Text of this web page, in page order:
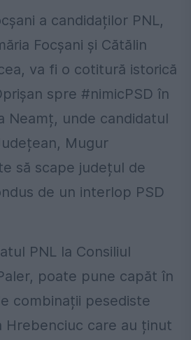
a candidaților PNL,
Focșani și Cătălin
va fi o cotitură istorică
spre #nimicPSD în
Neamț, unde candidatul
Mugur
să scape județul de
de un interlop PSD
PNL la Consiliul
poate pune capăt în
combinații pesediste
Hrebenciuc care au ținut